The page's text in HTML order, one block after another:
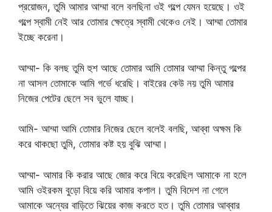
প্রয়োজন, তুমি আমার আম্মা বলে বলছিনা ওই গল্পে যেমন হয়েছে। ওই
গল্পে স্বামী নেই আর তোমার ক্ষেত্রে স্বামী থেকেও নেই। আম্মা তোমার
ইচ্ছে করেনা।
আম্মা- কি বলছ তুমি হুশ আছে তোমার আমি তোমার আম্মা কিন্তু গল্পের
না আসল তোমাকে আমি গর্ভে ধরেছি। বাইরের কেউ নয় তুমি আমার
নিজের পেটের ছেলে সব ভুলে যাচ্ছ।
আমি- আম্মা আমি তোমার নিজের ছেলে বলেই বলছি, আব্বা অক্ষম কি
করে থাকছো তুমি, তোমার কষ্ট হয় বুঝি আম্মা।
আম্মা- আমার কি করার আছে জোর করে বিয়ে করেছিল আমাকে না হলে
আমি ওইরকম বুড়ো বিয়ে করি আমার কপাল। তুমি বিদেশ না গেলে
আমাকে অন্যের বাড়িতে ঝিয়ের কাজ করতে হত। তুমি তোমার আব্বার